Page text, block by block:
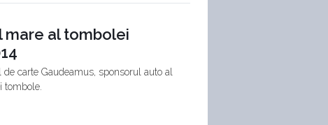
mare al tombolei
carte Gaudeamus, sponsorul auto al
tombole.